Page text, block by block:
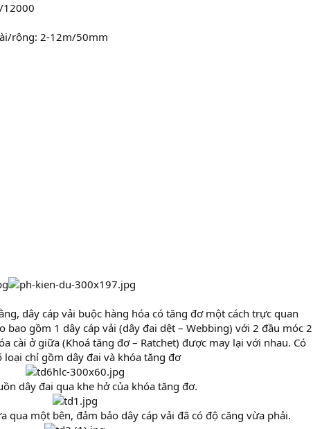
12000
rộng: 2-12m/50mm
dây cáp vải buộc hàng hóa có tăng đơ một cách trực quan
bao gồm 1 dây cáp vải (dây đai dệt – Webbing) với 2 đầu móc 2
cài ở giữa (Khoá tăng đơ – Ratchet) được may lại với nhau. Có
loại chỉ gồm dây đai và khóa tăng đơ
dây đai qua khe hở của khóa tăng đơ.
qua một bên, đảm bảo dây cáp vải đã có độ căng vừa phải.